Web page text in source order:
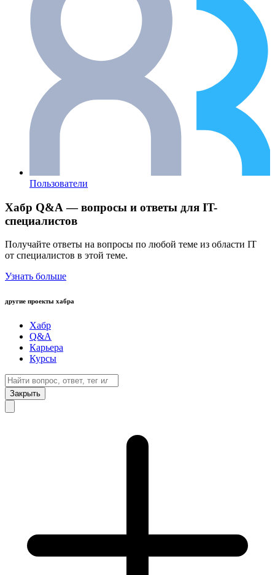
Пользователи
Хабр Q&A — вопросы и ответы для IT-
специалистов
Получайте ответы на вопросы по любой теме из области IT
от специалистов в этой теме.
Узнать больше
другие проекты хабра
Хабр
Q&A
Карьера
Курсы
Закрыть